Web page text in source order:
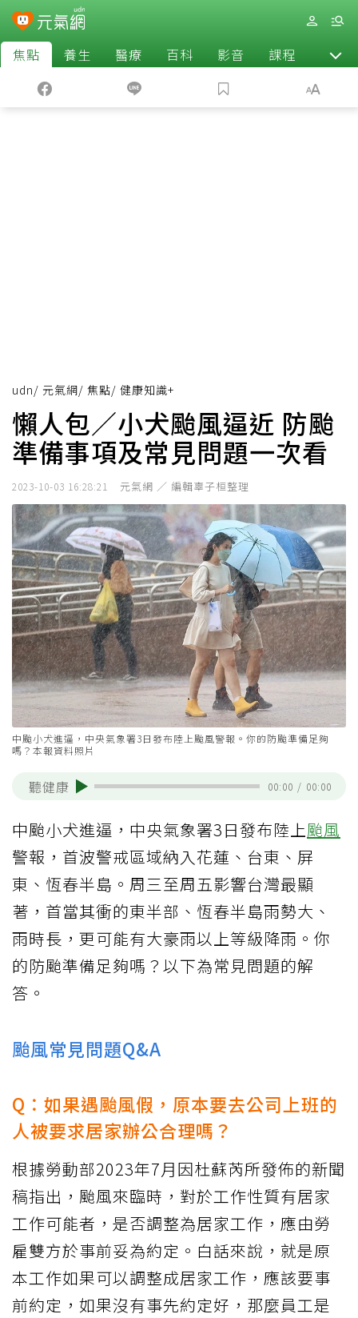
焦點 養生 醫療 百科 影音 課程 退休
udn/ 元氣網/ 焦點/ 健康知識+
懶人包／小犬颱風逼近 防颱
準備事項及常見問題一次看
2023-10-03 16:28:21 元氣網 ／ 編輯辜子桓整理
中颱小犬進逼，中央氣象署3日發布陸上颱風警報。你的防颱準備足夠
嗎？本報資料照片
聽健康 00:00 / 00:00
中颱小犬進逼，中央氣象署3日發布陸上颱風
警報，首波警戒區域納入花蓮、台東、屏
東、恆春半島。周三至周五影響台灣最顯
著，首當其衝的東半部、恆春半島雨勢大、
雨時長，更可能有大豪雨以上等級降雨。你
的防颱準備足夠嗎？以下為常見問題的解
答。
颱風常見問題Q&A
Q：如果遇颱風假，原本要去公司上班的
人被要求居家辦公合理嗎？
根據勞動部2023年7月因杜蘇芮所發佈的新聞
稿指出，颱風來臨時，對於工作性質有居家
工作可能者，是否調整為居家工作，應由勞
雇雙方於事前妥為約定。白話來說，就是原
本工作如果可以調整成居家工作，應該要事
前約定，如果沒有事先約定好，那麼員工是